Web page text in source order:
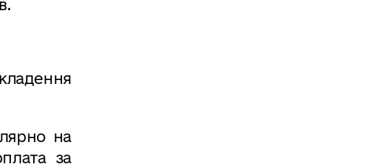
на
за